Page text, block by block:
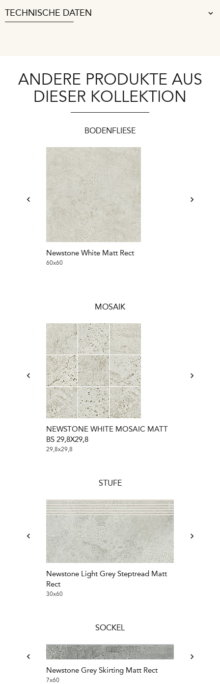
TECHNISCHE DATEN
ANDERE PRODUKTE AUS
DIESER KOLLEKTION
BODENFLIESE
Newstone White Matt Rect
60x60
MOSAIK
NEWSTONE WHITE MOSAIC MATT
BS 29,8X29,8
29,8x29,8
STUFE
Newstone Light Grey Steptread Matt
Rect
30x60
SOCKEL
Newstone Grey Skirting Matt Rect
7x60